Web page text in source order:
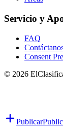
Servicio y
FAQ
Consent
© 2026
Publicar